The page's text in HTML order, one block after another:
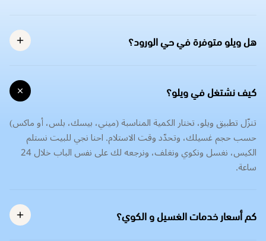
هل ويلو متوفرة في حي الورود؟
كيف نشتغل في ويلو؟
تنزّل تطبيق ويلو، تختار الكمية المناسبة (ميني، بيسك، بلس، أو ماكس)
حسب حجم غسيلك، وتحدّد وقت الاستلام. احنا نجي للبيت نستلم
الكيس، نغسل ونكوي ونغلف، ونرجعه لك على نفس الباب خلال 24
ساعة.
كم أسعار خدمات الغسيل و الكوي؟